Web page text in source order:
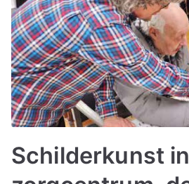
Schilderkunst